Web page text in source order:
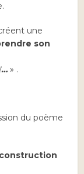
une
son
… » .
du poème
construction